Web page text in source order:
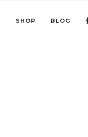
SHOP BLOG